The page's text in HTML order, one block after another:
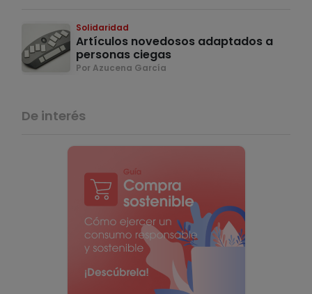
Solidaridad
Artículos novedosos adaptados a
personas ciegas
Por Azucena García
De interés